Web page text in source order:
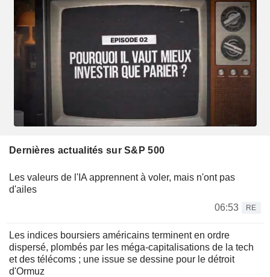
Dernières actualités sur S&P 500
Les valeurs de l'IA apprennent à voler, mais n'ont pas
d'ailes
06:53
RE
Les indices boursiers américains terminent en ordre
dispersé, plombés par les méga-capitalisations de la tech
et des télécoms ; une issue se dessine pour le détroit
d'Ormuz